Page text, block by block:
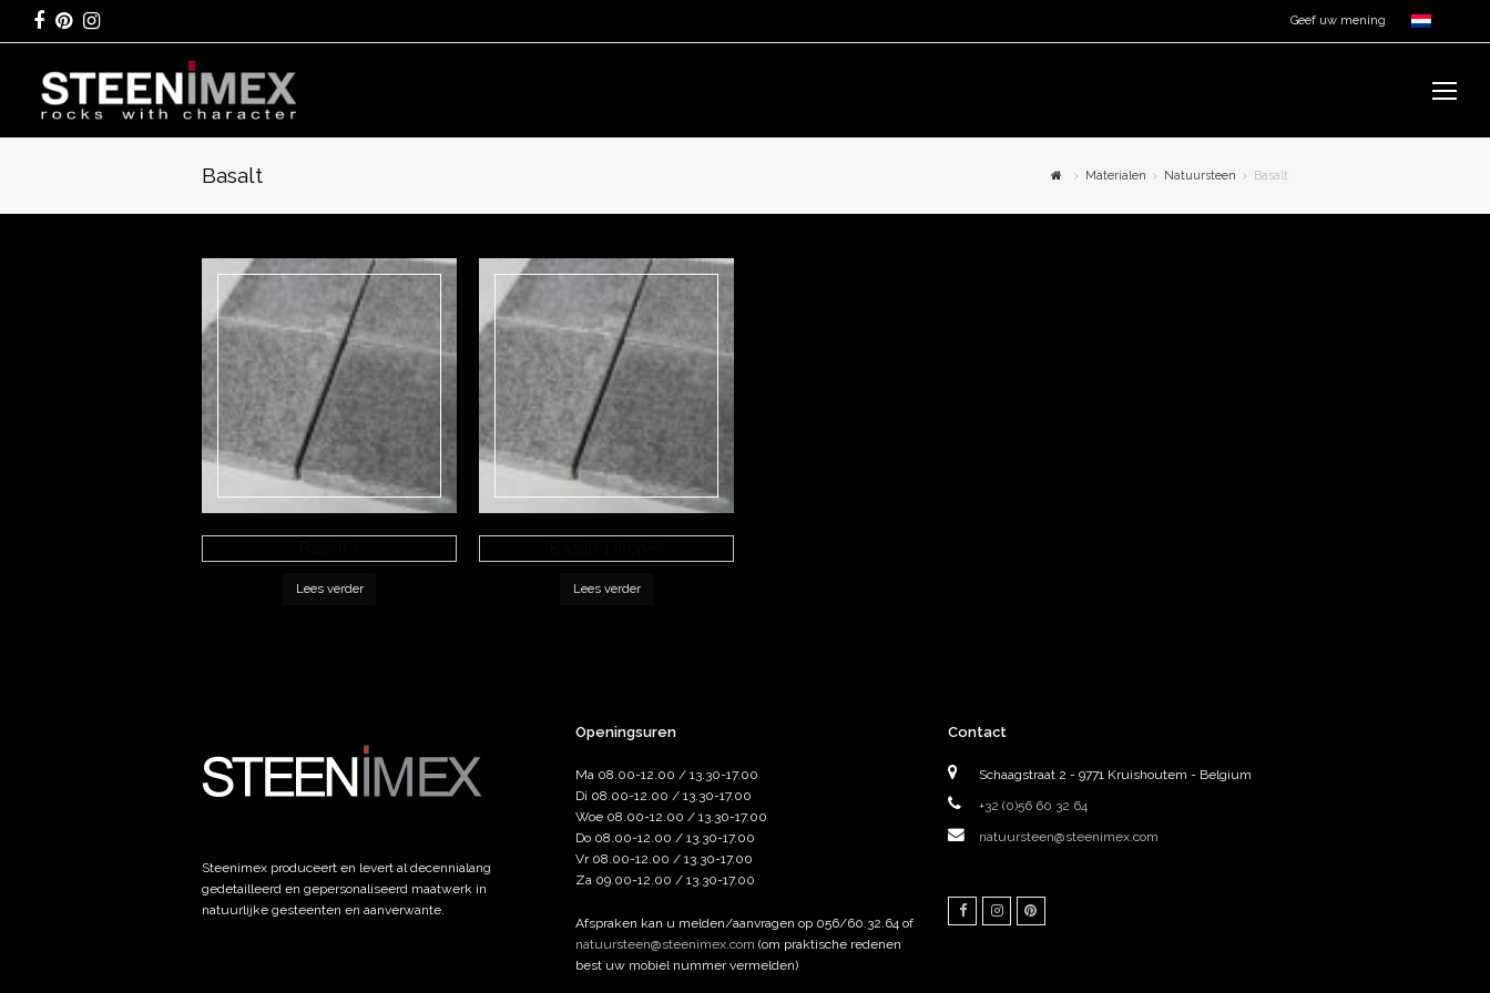
Geef uw mening
Facebook
Pinterest
Instagram
Basalt Materialen Natuursteen Basalt
Lees verder Lees verder
Steenimex produceert en levert al decennialang
gedetailleerd en gepersonaliseerd maatwerk in
natuurlijke gesteenten en aanverwante.
Openingsuren
Ma 08.00-12.00 / 13.30-17.00
Di 08.00-12.00 / 13.30-17.00
Woe 08.00-12.00 / 13.30-17.00
Do 08.00-12.00 / 13.30-17.00
Vr 08.00-12.00 / 13.30-17.00
Za 09.00-12.00 / 13.30-17.00
Afspraken kan u melden/aanvragen op 056/60.32.64 of
natuursteen@steenimex.com (om praktische redenen
best uw mobiel nummer vermelden)
Contact
Schaagstraat 2 - 9771 Kruishoutem - Belgium
+32 (0)56 60 32 64
natuursteen@steenimex.com
FacebookInstagramPinterest